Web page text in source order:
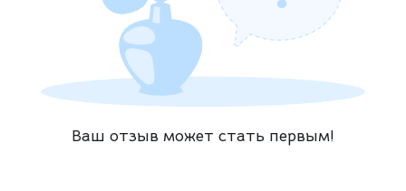
Ваш отзыв может стать первым!